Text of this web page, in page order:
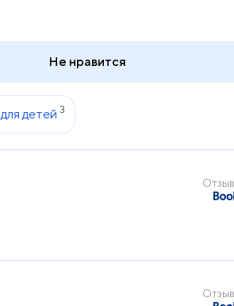
Не нравится
для детей 3